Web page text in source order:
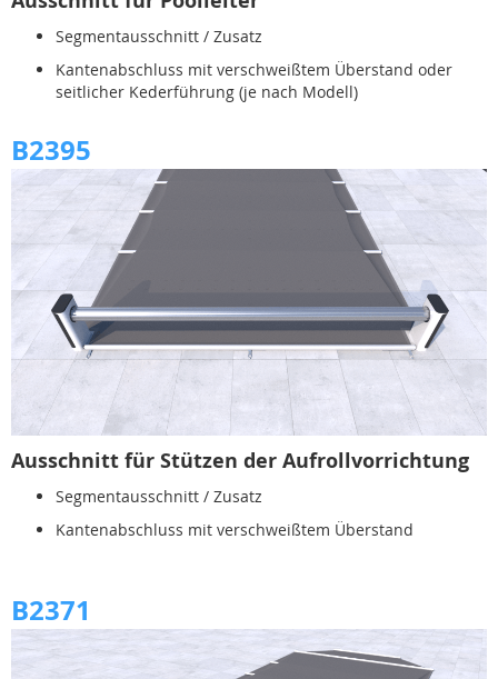
Segmentausschnitt / Zusatz
Kantenabschluss mit verschweißtem Überstand oder
seitlicher Kederführung (je nach Modell)
B2395
Ausschnitt für Stützen der Aufrollvorrichtung
Segmentausschnitt / Zusatz
Kantenabschluss mit verschweißtem Überstand
B2371